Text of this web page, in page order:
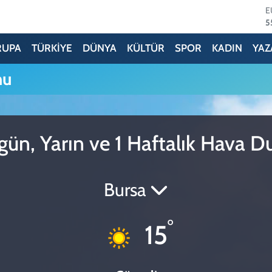
TÜRKİYE DÜNYA KÜLTÜR SPOR KADIN
Yarın ve 1 Haftalık Hava
Bursa
15°